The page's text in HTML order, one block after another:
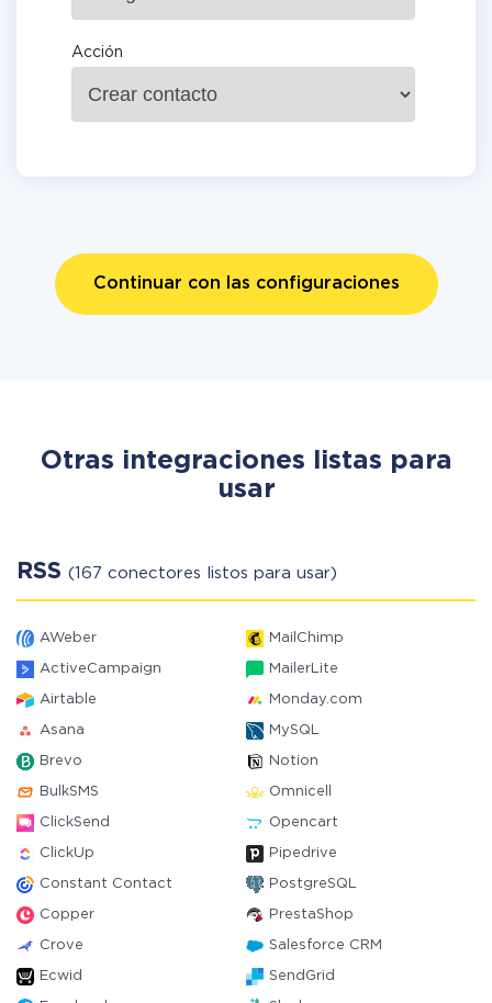
Acción
Continuar con las configuraciones
Otras integraciones listas para
usar
RSS (167 conectores listos para usar)
AWeber MailChimp
ActiveCampaign MailerLite
Airtable Monday.com
Asana MySQL
Brevo Notion
BulkSMS Omnicell
ClickSend Opencart
ClickUp Pipedrive
Constant Contact PostgreSQL
Copper PrestaShop
Crove Salesforce CRM
Ecwid SendGrid